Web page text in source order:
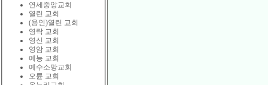
연세중앙교회
열린 교회
(용인)열린 교회
영락 교회
영신 교회
영암 교회
예능 교회
예수소망교회
오륜 교회